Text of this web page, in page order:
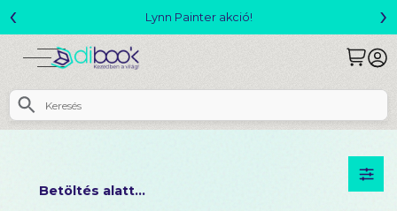
Lynn Painter akció!
‹ ›
Betöltés alatt...